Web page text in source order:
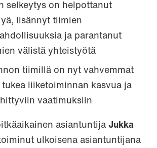
selkeytys on helpottanut
lisännyt tiimien
ja parantanut
välistä yhteistyötä
tiimillä on nyt vahvemmat
liiketoiminnan kasvua ja
vaatimuksiin
asiantuntija Jukka
ulkoisena asiantuntijana